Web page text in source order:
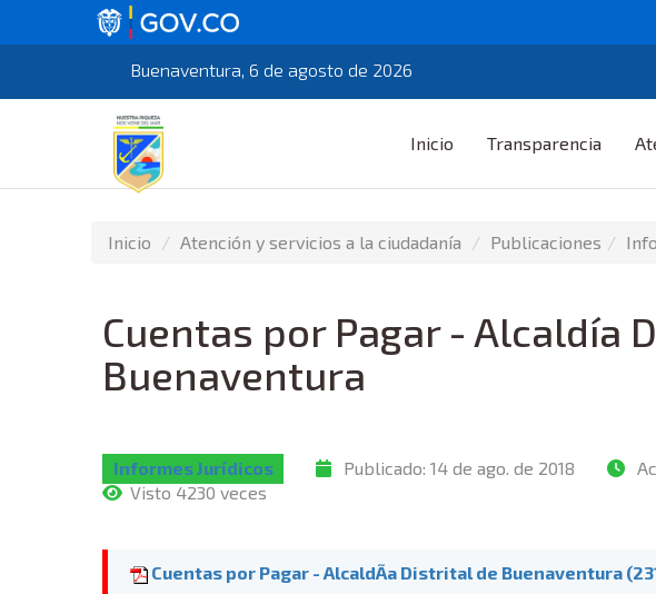
Buenaventura, 6 de agosto de 2026
Inicio Transparencia
Inicio Atención y servicios a la ciudadanía Publicaciones
Cuentas por Pagar - Alcaldía
Buenaventura
Informes Jurídicos Publicado:14 de ago. de 2018
Visto 4230 veces
Cuentas por Pagar - AlcaldÃ­a Distrital de Buenaventura